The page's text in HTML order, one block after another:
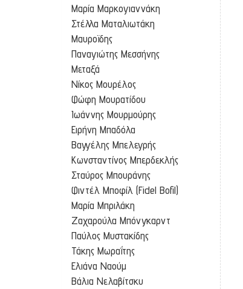
Μαρία Μαρκογιαννάκη
Στέλλα Ματαλιωτάκη
Μαυροϊδης
Παναγιώτης Μεσσήνης
Μεταξά
Νίκος Μουρέλος
Φώφη Μουρατίδου
Ιωάννης Μουρμούρης
Ειρήνη Μπαδόλα
Βαγγέλης Μπελεγρής
Κωνσταντίνος Μπερδεκλής
Σταύρος Μπουράνης
Φιντέλ Μποφίλ (Fidel Bofil)
Μαρία Μπριλάκη
Ζαχαρούλα Μπόνγκαρντ
Παύλος Μυστακίδης
Τάκης Μωραΐτης
Ελιάνα Ναούμ
Βάλια Νελαβίτσκυ